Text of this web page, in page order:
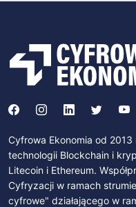
Cyfrowa Ekonomia od
technologii Blockchain i
Litecoin i Ethereum.
Cyfryzacji w ramach
cyfrowe" działającego w